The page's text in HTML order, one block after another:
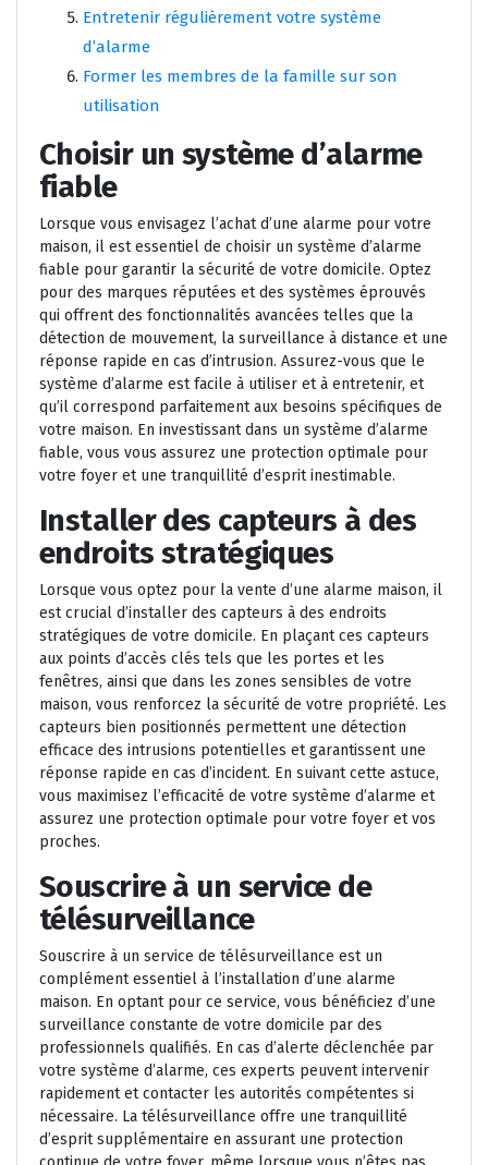
Entretenir régulièrement votre système
d’alarme
Former les membres de la famille sur son
utilisation
Choisir un système d’alarme
fiable
Lorsque vous envisagez l’achat d’une alarme pour votre
maison, il est essentiel de choisir un système d’alarme
fiable pour garantir la sécurité de votre domicile. Optez
pour des marques réputées et des systèmes éprouvés
qui offrent des fonctionnalités avancées telles que la
détection de mouvement, la surveillance à distance et une
réponse rapide en cas d’intrusion. Assurez-vous que le
système d’alarme est facile à utiliser et à entretenir, et
qu’il correspond parfaitement aux besoins spécifiques de
votre maison. En investissant dans un système d’alarme
fiable, vous vous assurez une protection optimale pour
votre foyer et une tranquillité d’esprit inestimable.
Installer des capteurs à des
endroits stratégiques
Lorsque vous optez pour la vente d’une alarme maison, il
est crucial d’installer des capteurs à des endroits
stratégiques de votre domicile. En plaçant ces capteurs
aux points d’accès clés tels que les portes et les
fenêtres, ainsi que dans les zones sensibles de votre
maison, vous renforcez la sécurité de votre propriété. Les
capteurs bien positionnés permettent une détection
efficace des intrusions potentielles et garantissent une
réponse rapide en cas d’incident. En suivant cette astuce,
vous maximisez l’efficacité de votre système d’alarme et
assurez une protection optimale pour votre foyer et vos
proches.
Souscrire à un service de
télésurveillance
Souscrire à un service de télésurveillance est un
complément essentiel à l’installation d’une alarme
maison. En optant pour ce service, vous bénéficiez d’une
surveillance constante de votre domicile par des
professionnels qualifiés. En cas d’alerte déclenchée par
votre système d’alarme, ces experts peuvent intervenir
rapidement et contacter les autorités compétentes si
nécessaire. La télésurveillance offre une tranquillité
d’esprit supplémentaire en assurant une protection